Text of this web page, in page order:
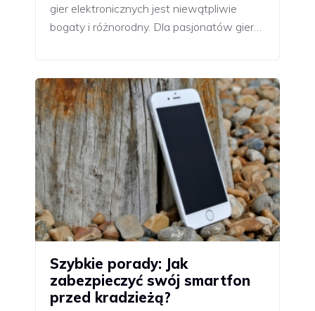
gier elektronicznych jest niewątpliwie
bogaty i różnorodny. Dla pasjonatów gier…
Szybkie porady: Jak
zabezpieczyć swój smartfon
przed kradzieżą?